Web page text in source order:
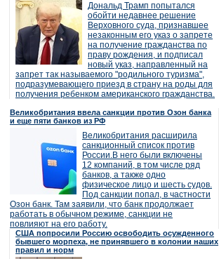
Дональд Трамп попытался
обойти недавнее решение
Верховного суда, признавшее
незаконным его указ о запрете
на получение гражданства по
праву рождения, и подписал
новый указ, направленный на
запрет так называемого "родильного туризма",
подразумевающего приезд в страну на роды для
получения ребенком американского гражданства.
Великобритания ввела санкции против Озон банка
и еще пяти банков из РФ
Великобритания расширила
санкционный список против
России.В него были включены
12 компаний, в том числе ряд
банков, а также одно
физическое лицо и шесть судов.
Под санкции попал, в частности
Озон банк. Там заявили, что банк продолжает
работать в обычном режиме, санкции не
повлияют на его работу.
США попросили Россию освободить осужденного
бывшего морпеха, не принявшего в колонии наших
правил и норм